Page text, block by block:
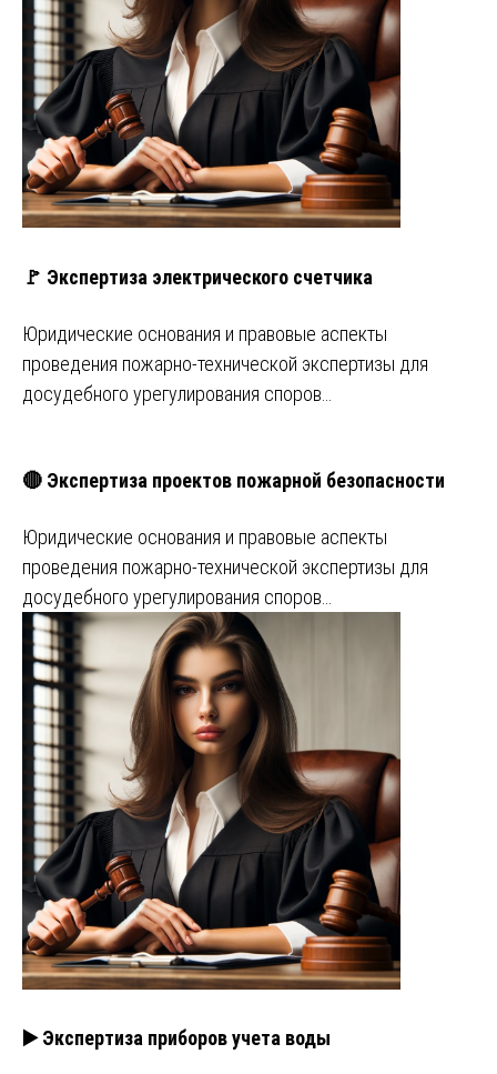
🚩 Экспертиза электрического счетчика
Юридические основания и правовые аспекты
проведения пожарно-технической экспертизы для
досудебного урегулирования споров…
🔴 Экспертиза проектов пожарной безопасности
Юридические основания и правовые аспекты
проведения пожарно-технической экспертизы для
досудебного урегулирования споров…
▶️ Экспертиза приборов учета воды